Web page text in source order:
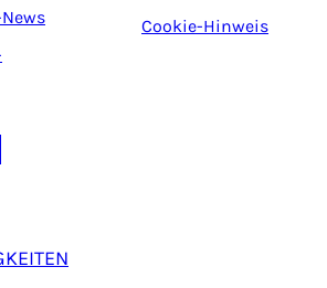
Cookie-Hinweis